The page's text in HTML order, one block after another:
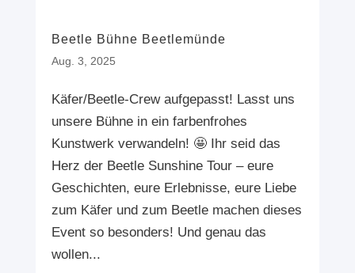
Beetle Bühne Beetlemünde
Aug. 3, 2025
Käfer/Beetle-Crew aufgepasst! Lasst uns
unsere Bühne in ein farbenfrohes
Kunstwerk verwandeln! 🤩 Ihr seid das
Herz der Beetle Sunshine Tour – eure
Geschichten, eure Erlebnisse, eure Liebe
zum Käfer und zum Beetle machen dieses
Event so besonders! Und genau das
wollen...